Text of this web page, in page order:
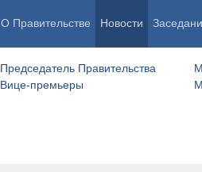
О Правительстве Новости
Председатель Правительства
Вице-премьеры